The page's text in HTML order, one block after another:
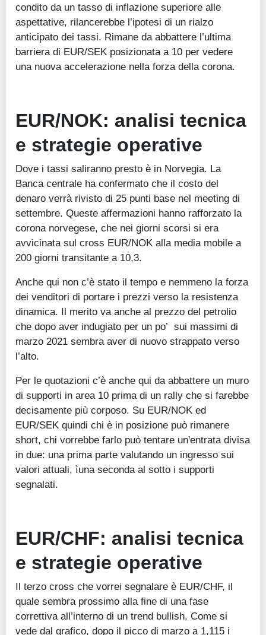
condito da un tasso di inflazione superiore alle
aspettative, rilancerebbe l’ipotesi di un rialzo
anticipato dei tassi. Rimane da abbattere l’ultima
barriera di EUR/SEK posizionata a 10 per vedere
una nuova accelerazione nella forza della corona.
EUR/NOK: analisi tecnica
e strategie operative
Dove i tassi saliranno presto è in Norvegia. La
Banca centrale ha confermato che il costo del
denaro verrà rivisto di 25 punti base nel meeting di
settembre. Queste affermazioni hanno rafforzato la
corona norvegese, che nei giorni scorsi si era
avvicinata sul cross EUR/NOK alla media mobile a
200 giorni transitante a 10,3.
Anche qui non c’è stato il tempo e nemmeno la forza
dei venditori di portare i prezzi verso la resistenza
dinamica. Il merito va anche al prezzo del petrolio
che dopo aver indugiato per un po’ sui massimi di
marzo 2021 sembra aver di nuovo strappato verso
l’alto.
Per le quotazioni c’è anche qui da abbattere un muro
di supporti in area 10 prima di un rally che si farebbe
decisamente più corposo. Su EUR/NOK ed
EUR/SEK quindi chi è in posizione può rimanere
short, chi vorrebbe farlo può tentare un'entrata divisa
in due: una prima parte valutando un ingresso sui
valori attuali, ìuna seconda al sotto i supporti
segnalati.
EUR/CHF: analisi tecnica
e strategie operative
Il terzo cross che vorrei segnalare è EUR/CHF, il
quale sembra prossimo alla fine di una fase
correttiva all’interno di un trend bullish. Come si
vede dal grafico, dopo il picco di marzo a 1,115 i